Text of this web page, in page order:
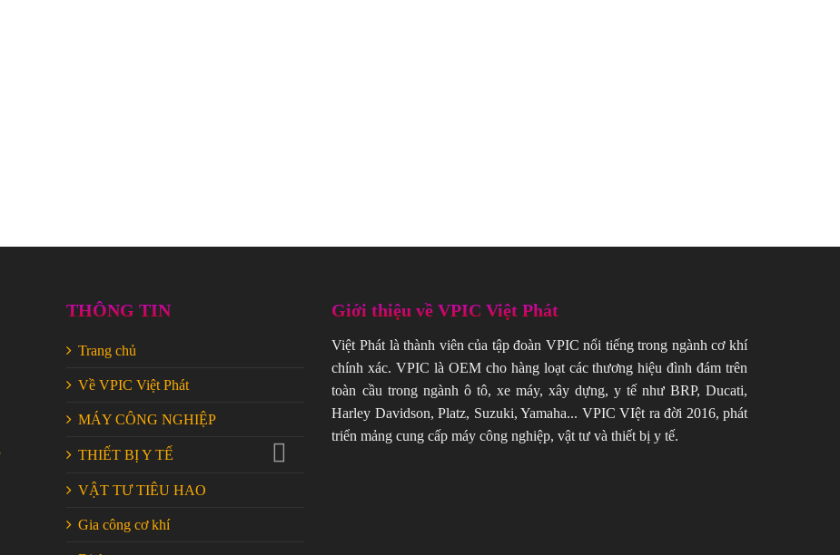
THÔNG TIN
Trang chủ
Về VPIC Việt Phát
MÁY CÔNG NGHIỆP
THIẾT BỊ Y TẾ
VẬT TƯ TIÊU HAO
Gia công cơ khí
Giới thiệu về VPIC Việt Phát
Việt Phát là thành viên của tập đoàn VPIC nổi tiếng trong ngành cơ khí
chính xác. VPIC là OEM cho hàng loạt các thương hiệu đình đám trên
toàn cầu trong ngành ô tô, xe máy, xây dựng, y tế như BRP, Ducati,
Harley Davidson, Platz, Suzuki, Yamaha... VPIC VIệt ra đời 2016, phát
triển mảng cung cấp máy công nghiệp, vật tư và thiết bị y tế.